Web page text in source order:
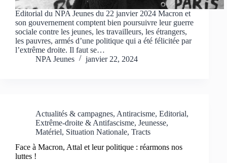
Editorial du NPA Jeunes du 22 janvier 2024 Macron et
son gouvernement comptent bien poursuivre leur guerre
sociale contre les jeunes, les travailleurs, les étrangers,
les pauvres, armés d’une politique qui a été félicitée par
l’extrême droite. Il faut se…
NPA Jeunes
janvier 22, 2024
Actualités & campagnes, Antiracisme, Editorial,
Extrême-droite & Antifascisme, Jeunesse,
Matériel, Situation Nationale, Tracts
Face à Macron, Attal et leur politique : réarmons nos
luttes !